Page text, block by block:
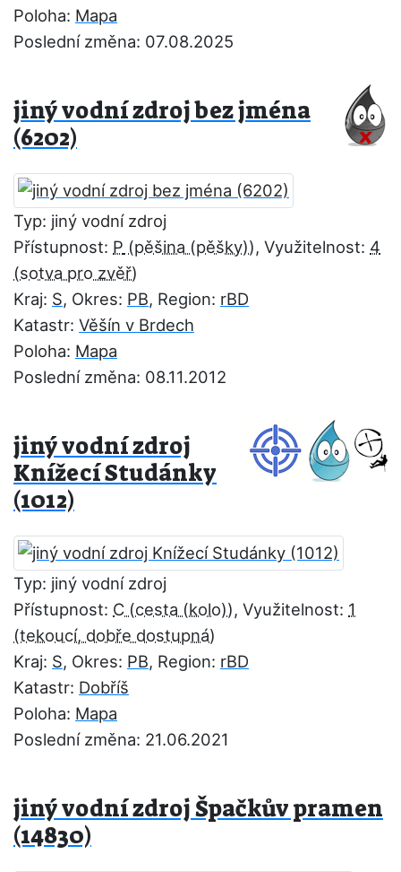
Poloha: Mapa
Poslední změna: 07.08.2025
jiný vodní zdroj bez jména
(6202)
Typ: jiný vodní zdroj
Přístupnost: P , Využitelnost: 4
Kraj: S, Okres: PB, Region: rBD
Katastr: Věšín v Brdech
Poloha: Mapa
Poslední změna: 08.11.2012
jiný vodní zdroj
Knížecí Studánky
(1012)
Typ: jiný vodní zdroj
Přístupnost: C , Využitelnost: 1
Kraj: S, Okres: PB, Region: rBD
Katastr: Dobříš
Poloha: Mapa
Poslední změna: 21.06.2021
jiný vodní zdroj Špačkův pramen
(14830)